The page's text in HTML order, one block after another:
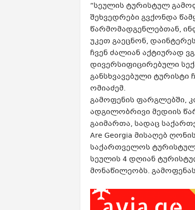
“სეულის ტურისტულ
შეხვედრები გვქონდა
წარმომადგენლებთან,
უკეთ გაეცნონ,
ჩვენ ძალიან აქტიურად
დივერსიფიცირებული
განსხვავებული ტურისტი
ომიაძემ.
გამოფენის ფარგლებში,
ადგილობრივი მედიის
გაიმართა, სადაც
Are Georgia მისაღებ
საქართველოს
სეულის 4 დღიან
მონაწილეობს.